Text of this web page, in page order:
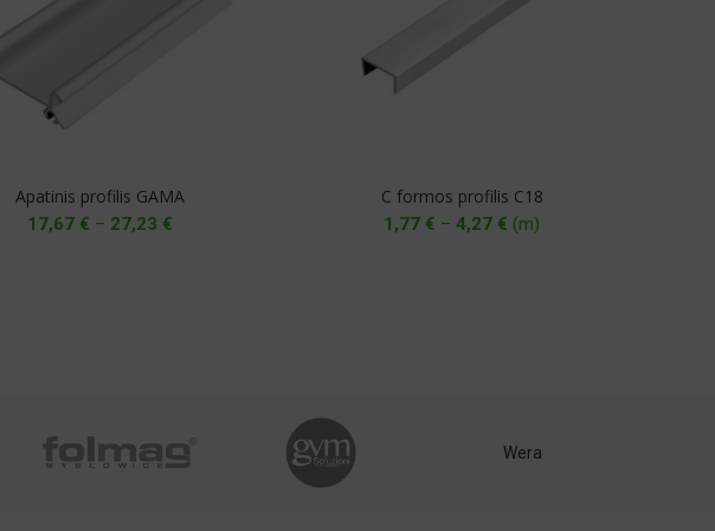
Apatinis profilis GAMA
17,67 € – 27,23 €
C formos profilis C18
1,77 € – 4,27 € Price
(m)
Wera